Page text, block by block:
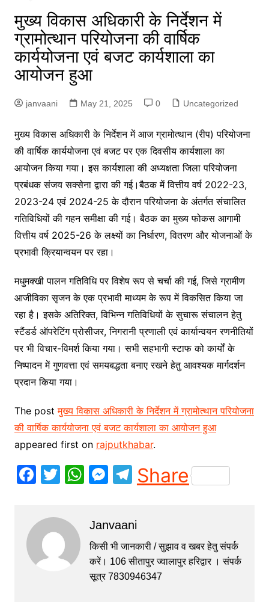
मुख्य विकास अधिकारी के निर्देशन में
ग्रामोत्थान परियोजना की वार्षिक
कार्ययोजना एवं बजट कार्यशाला का
आयोजन हुआ
janvaani May 21, 2025 0 Uncategorized
मुख्य विकास अधिकारी के निर्देशन में आज ग्रामोत्थान (रीप) परियोजना
की वार्षिक कार्ययोजना एवं बजट पर एक दिवसीय कार्यशाला का
आयोजन किया गया। इस कार्यशाला की अध्यक्षता जिला परियोजना
प्रबंधक संजय सक्सेना द्वारा की गई।बैठक में वित्तीय वर्ष 2022-23,
2023-24 एवं 2024-25 के दौरान परियोजना के अंतर्गत संचालित
गतिविधियों की गहन समीक्षा की गई। बैठक का मुख्य फोकस आगामी
वित्तीय वर्ष 2025-26 के लक्ष्यों का निर्धारण, वितरण और योजनाओं के
प्रभावी क्रियान्वयन पर रहा।
मधुमक्खी पालन गतिविधि पर विशेष रूप से चर्चा की गई, जिसे ग्रामीण
आजीविका सृजन के एक प्रभावी माध्यम के रूप में विकसित किया जा
रहा है। इसके अतिरिक्त, विभिन्न गतिविधियों के सुचारू संचालन हेतु
स्टैंडर्ड ऑपरेटिंग प्रोसीजर, निगरानी प्रणाली एवं कार्यान्वयन रणनीतियों
पर भी विचार-विमर्श किया गया। सभी सहभागी स्टाफ को कार्यों के
निष्पादन में गुणवत्ता एवं समयबद्धता बनाए रखने हेतु आवश्यक मार्गदर्शन
प्रदान किया गया।
The postमुख्य विकास अधिकारी के निर्देशन में ग्रामोत्थान परियोजना
की वार्षिक कार्ययोजना एवं बजट कार्यशाला का आयोजन हुआ
appeared first on rajputkhabar.
F
c
e
b
o
T
itt
er
W
s
A
p
p
M
s
e
n
T
el
gr
a
m
Share
Janvaani
किसी भी जानकारी / सुझाव व खबर हेतु संपर्क
करें। 106 सीतापुर ज्वालापुर हरिद्वार । संपर्क
सूत्र 7830946347